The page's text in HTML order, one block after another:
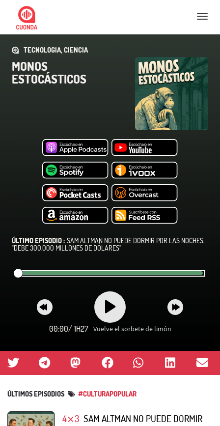
Nav
TECNOLOGIA, CIENCIA
MONOS
ESTOCÁSTICOS
ÚLTIMO EPISODIO : SAM ALTMAN NO PUEDE DORMIR POR LAS NOCHES.
"DEBE 300.000 MILLONES DE DÓLARES"
00:00/ 1H27 Vuelve el sorbete de limón
ÚLTIMOS EPISODIOS #CULTURAPOPULAR
4⨯3 SAM ALTMAN NO PUEDE DORMIR